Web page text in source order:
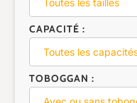
CAPACITÉ :
TOBOGGAN :